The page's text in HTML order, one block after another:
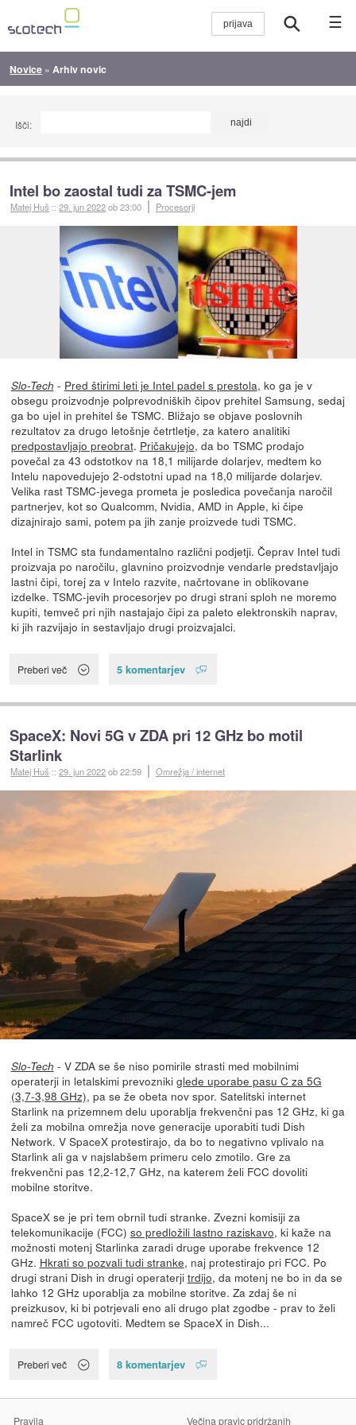
☰
Novice » Arhiv novic
Išči:
Intel bo zaostal tudi za TSMC-jem
Matej Huš ::29. jun 2022ob 23:00 Procesorji
Slo-Tech - Pred štirimi leti je Intel padel s prestola, ko ga je v
obsegu proizvodnje polprevodniških čipov prehitel Samsung, sedaj
ga bo ujel in prehitel še TSMC. Bližajo se objave poslovnih
rezultatov za drugo letošnje četrtletje, za katero analitiki
predpostavljajo preobrat. Pričakujejo, da bo TSMC prodajo
povečal za 43 odstotkov na 18,1 milijarde dolarjev, medtem ko
Intelu napovedujejo 2-odstotni upad na 18,0 milijarde dolarjev.
Velika rast TSMC-jevega prometa je posledica povečanja naročil
partnerjev, kot so Qualcomm, Nvidia, AMD in Apple, ki čipe
dizajnirajo sami, potem pa jih zanje proizvede tudi TSMC.
Intel in TSMC sta fundamentalno različni podjetji. Čeprav Intel tudi
proizvaja po naročilu, glavnino proizvodnje vendarle predstavljajo
lastni čipi, torej za v Intelo razvite, načrtovane in oblikovane
izdelke. TSMC-jevih procesorjev po drugi strani sploh ne moremo
kupiti, temveč pri njih nastajajo čipi za paleto elektronskih naprav,
ki jih razvijajo in sestavljajo drugi proizvajalci.
Preberi več 5 komentarjev
SpaceX: Novi 5G v ZDA pri 12 GHz bo motil
Starlink
Matej Huš ::29. jun 2022ob 22:59 Omrežja / internet
Slo-Tech - V ZDA se še niso pomirile strasti med mobilnimi
operaterji in letalskimi prevozniki glede uporabe pasu C za 5G
(3,7-3,98 GHz), pa se že obeta nov spor. Satelitski internet
Starlink na prizemnem delu uporablja frekvenčni pas 12 GHz, ki ga
želi za mobilna omrežja nove generacije uporabiti tudi Dish
Network. V SpaceX protestirajo, da bo to negativno vplivalo na
Starlink ali ga v najslabšem primeru celo zmotilo. Gre za
frekvenčni pas 12,2-12,7 GHz, na katerem želi FCC dovoliti
mobilne storitve.
SpaceX se je pri tem obrnil tudi stranke. Zvezni komisiji za
telekomunikacije (FCC) so predložili lastno raziskavo, ki kaže na
možnosti motenj Starlinka zaradi druge uporabe frekvence 12
GHz. Hkrati so pozvali tudi stranke, naj protestirajo pri FCC. Po
drugi strani Dish in drugi operaterji trdijo, da motenj ne bo in da se
lahko 12 GHz uporablja za mobilne storitve. Za zdaj še ni
preizkusov, ki bi potrjevali eno ali drugo plat zgodbe - prav to želi
namreč FCC ugotoviti. Medtem se SpaceX in Dish...
Preberi več 8 komentarjev
Pravila Večina pravic pridržanih